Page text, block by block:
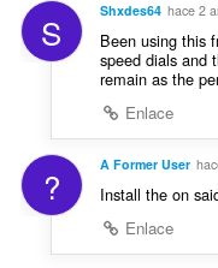
S Shxdes64 hace 2
Been using this
speed dials and
remain as the
Enlace
? A Former User
Install the on
Enlace